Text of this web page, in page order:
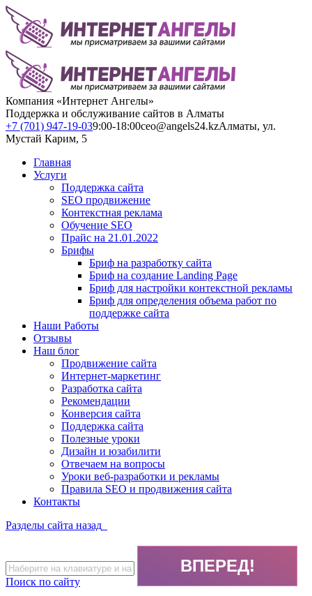
Компания «Интернет Ангелы»
Поддержка и обслуживание сайтов в Алматы
+7 (701) 947-19-039:00-18:00ceo@angels24.kzАлматы, ул.
Мустай Карим, 5
Главная
Услуги
Поддержка сайта
SEO продвижение
Контекстная реклама
Обучение SEO
Прайс на 21.01.2022
Брифы
Бриф на разработку сайта
Бриф на создание Landing Page
Бриф для настройки контекстной рекламы
Бриф для определения объема работ по
поддержке сайта
Наши Работы
Отзывы
Наш блог
Продвижение сайта
Интернет-маркетинг
Разработка сайта
Рекомендации
Конверсия сайта
Поддержка сайта
Полезные уроки
Дизайн и юзабилити
Отвечаем на вопросы
Уроки веб-разработки и рекламы
Правила SEO и продвижения сайта
Контакты
Разделы сайта назад
Поиск по сайту